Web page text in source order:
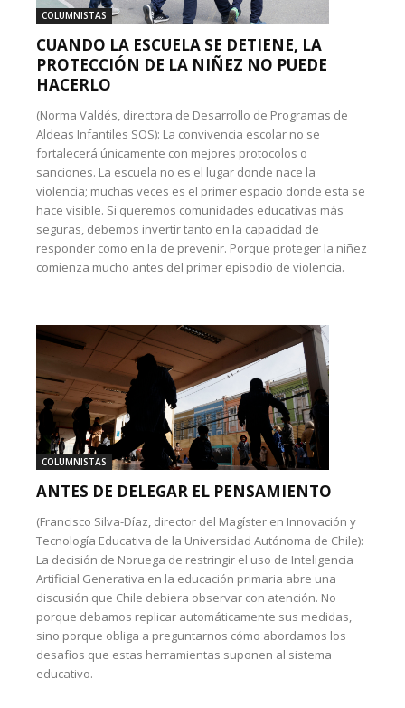
COLUMNISTAS
CUANDO LA ESCUELA SE DETIENE, LA
PROTECCIÓN DE LA NIÑEZ NO PUEDE
HACERLO
(Norma Valdés, directora de Desarrollo de Programas de
Aldeas Infantiles SOS): La convivencia escolar no se
fortalecerá únicamente con mejores protocolos o
sanciones. La escuela no es el lugar donde nace la
violencia; muchas veces es el primer espacio donde esta se
hace visible. Si queremos comunidades educativas más
seguras, debemos invertir tanto en la capacidad de
responder como en la de prevenir. Porque proteger la niñez
comienza mucho antes del primer episodio de violencia.
COLUMNISTAS
ANTES DE DELEGAR EL PENSAMIENTO
(Francisco Silva-Díaz, director del Magíster en Innovación y
Tecnología Educativa de la Universidad Autónoma de Chile):
La decisión de Noruega de restringir el uso de Inteligencia
Artificial Generativa en la educación primaria abre una
discusión que Chile debiera observar con atención. No
porque debamos replicar automáticamente sus medidas,
sino porque obliga a preguntarnos cómo abordamos los
desafíos que estas herramientas suponen al sistema
educativo.